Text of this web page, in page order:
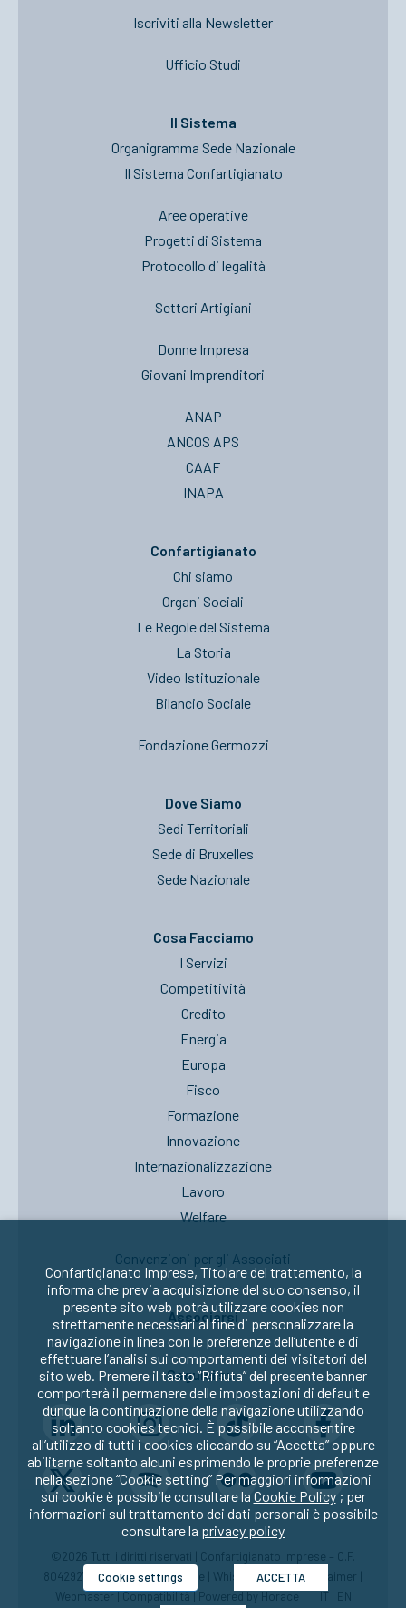
Iscriviti alla Newsletter
Ufficio Studi
Il Sistema
Organigramma Sede Nazionale
Il Sistema Confartigianato
Aree operative
Progetti di Sistema
Protocollo di legalità
Settori Artigiani
Donne Impresa
Giovani Imprenditori
ANAP
ANCOS APS
CAAF
INAPA
Confartigianato
Chi siamo
Organi Sociali
Le Regole del Sistema
La Storia
Video Istituzionale
Bilancio Sociale
Fondazione Germozzi
Dove Siamo
Sedi Territoriali
Sede di Bruxelles
Sede Nazionale
Cosa Facciamo
I Servizi
Competitività
Credito
Energia
Europa
Fisco
Formazione
Innovazione
Internazionalizzazione
Lavoro
Welfare
Convenzioni per gli Associati
Associarsi
Seguici su:
©2026 Tutti i diritti riservati | Confartigianato Imprese – C.F.
80429270582 |Privacy|Cookie Whistleblowing|Disclaimer
Webmaster|Compatibilità| Powered by Horace IT EN
Confartigianato Imprese, Titolare del trattamento, la
informa che previa acquisizione del suo consenso, il
presente sito web potrà utilizzare cookies non
strettamente necessari al fine di personalizzare la
navigazione in linea con le preferenze dell’utente e di
effettuare l’analisi sui comportamenti dei visitatori del
sito web. Premere il tasto “Rifiuta” del presente banner
comporterà il permanere delle impostazioni di default e
dunque la continuazione della navigazione utilizzando
soltanto cookies tecnici. È possibile acconsentire
all’utilizzo di tutti i cookies cliccando su “Accetta” oppure
abilitarne soltanto alcuni esprimendo le proprie preferenze
nella sezione “Cookie setting” Per maggiori informazioni
sui cookie è possibile consultare la Cookie Policy; per
informazioni sul trattamento dei dati personali è possibile
consultare la privacy policy
Cookie settings ACCETTA